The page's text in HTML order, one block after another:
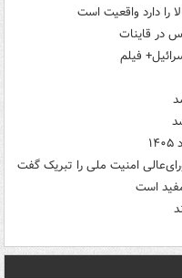
را دارد واقعیت است
فیلم
امنیت ملی را تبریک گفت
است